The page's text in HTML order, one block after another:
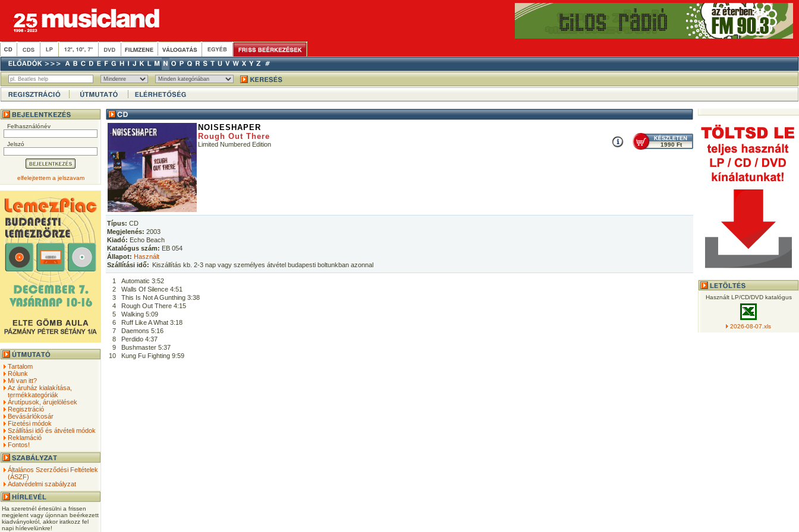
Felhasználónév
Jelszó
elfelejtettem a jelszavam
Tartalom
Rólunk
Mi van itt?
Az áruház kialakítása,
termékkategóriák
Árutípusok, árujelölések
Regisztráció
Bevásárlókosár
Fizetési módok
Szállítási idő és átvételi módok
Reklamáció
Fontos!
Általános Szerződési Feltételek
(ÁSZF)
Adatvédelmi szabályzat
Ha szeretnél értesülni a frissen
megjelent vagy újonnan beérkezett
kiadványokról, akkor iratkozz fel
napi hírlevelünkre!
NOISESHAPER
Rough Out There
Limited Numbered Edition 1990 Ft
Típus: CD
Megjelenés: 2003
Kiadó: Echo Beach
Katalógus szám: EB 054
Állapot: Használt
Szállítási idő: Kiszállítás kb. 2-3 nap vagy személyes átvétel budapesti boltunkban azonnal
1
Automatic 3:52
2
Walls Of Silence 4:51
3
This Is Not A Gunthing 3:38
4
Rough Out There 4:15
5
Walking 5:09
6
Ruff Like A What 3:18
7
Daemons 5:16
8
Perdido 4:37
9
Bushmaster 5:37
10
Kung Fu Fighting 9:59
Használt LP/CD/DVD katalógus
2026-08-07.xls